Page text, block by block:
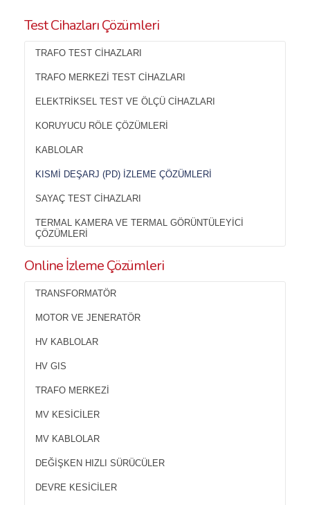
Test Cihazları Çözümleri
TRAFO TEST CIHAZLARI
TRAFO MERKEZI TEST CIHAZLARI
ELEKTRIKSEL TEST VE ÖLÇÜ CIHAZLARI
KORUYUCU RÖLE ÇÖZÜMLERI
KABLOLAR
KISMI DEŞARJ (PD) İZLEME ÇÖZÜMLERI
SAYAÇ TEST CIHAZLARI
TERMAL KAMERA VE TERMAL GÖRÜNTÜLEYICI
ÇÖZÜMLERI
Online İzleme Çözümleri
TRANSFORMATÖR
MOTOR VE JENERATÖR
HV KABLOLAR
HV GIS
TRAFO MERKEZI
MV KESICILER
MV KABLOLAR
DEĞIŞKEN HIZLI SÜRÜCÜLER
DEVRE KESICILER